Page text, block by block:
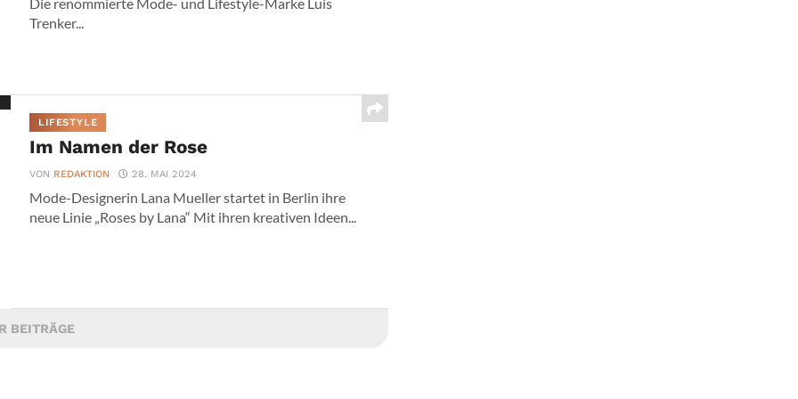
Trenker...
LIFESTYLE
Im Namen der Rose
VON REDAKTION 28. MAI 2024
Mode-Designerin Lana Mueller startet in Berlin ihre
neue Linie „Roses by Lana“ Mit ihren kreativen Ideen...
BEITRÄGE